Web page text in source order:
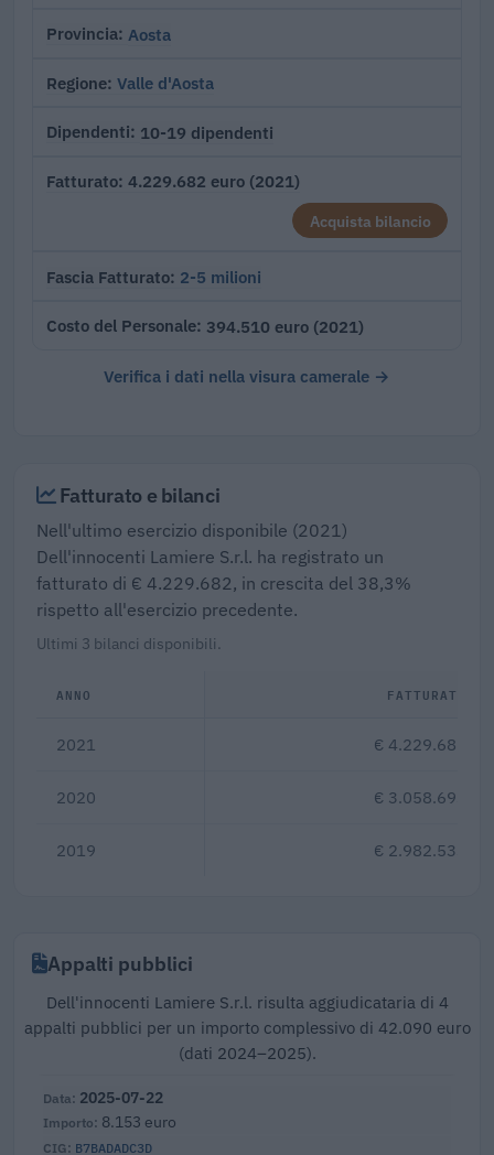
Provincia Aosta
Regione Valle d'Aosta
Dipendenti 10-19 dipendenti
Fatturato 4.229.682 euro (2021)
Acquista bilancio
Fascia Fatturato 2-5 milioni
Costo del Personale 394.510 euro (2021)
Verifica i dati nella visura camerale →
Fatturato e bilanci
Nell'ultimo esercizio disponibile (2021)
Dell'innocenti Lamiere S.r.l. ha registrato un
fatturato di € 4.229.682, in crescita del 38,3%
rispetto all'esercizio precedente.
Ultimi 3 bilanci disponibili.
ANNO FATTURATO
2021 € 4.229.682
2020 € 3.058.693
2019 € 2.982.533
Appalti pubblici
Dell'innocenti Lamiere S.r.l. risulta aggiudicataria di 4
appalti pubblici per un importo complessivo di 42.090 euro
(dati 2024–2025).
B7BADADC3D
2025-07-22
8.153 euro